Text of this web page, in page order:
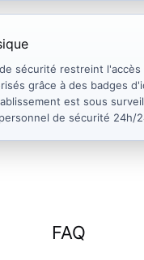
sécurité restreint l'accès
grâce à des badges
est sous
de sécurité 24h/
FAQ